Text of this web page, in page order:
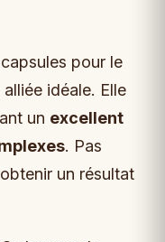
pour le
idéale. Elle
un excellent
. Pas
un résultat